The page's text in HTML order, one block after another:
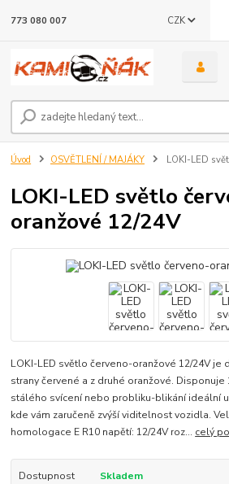
CZK
773 080 007
Úvod OSVĚTLENÍ / MAJÁKY LOKI-LED
LOKI-LED světlo
oranžové 12/24V
LOKI-LED světlo červeno-oranžové 12/24V je
strany červené a z druhé oranžové. Disponuje
stálého svícení nebo probliku-blikání ideální
kde vám zaručeně zvýší viditelnost vozidla.
homologace E R10 napětí: 12/24V roz... celý
Dostupnost Skladem